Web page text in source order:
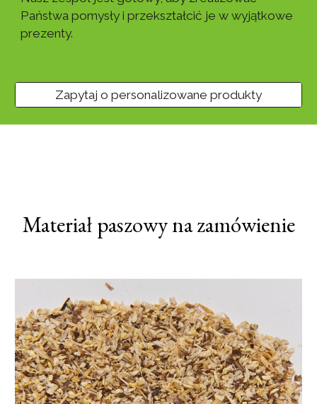
Państwa pomysły i przekształcić je w wyjątkowe
prezenty.
Zapytaj o personalizowane produkty
Materiał paszowy na zamówienie